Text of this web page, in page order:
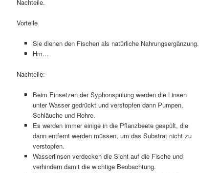
Nachteile.
Vorteile
Sie dienen den Fischen als natürliche Nahrungsergänzung.
Hm…
Nachteile:
Beim Einsetzen der Syphonspülung werden die Linsen
unter Wasser gedrückt und verstopfen dann Pumpen,
Schläuche und Rohre.
Es werden immer einige in die Pflanzbeete gespült, die
dann entfernt werden müssen, um das Substrat nicht zu
verstopfen.
Wasserlinsen verdecken die Sicht auf die Fische und
verhindern damit die wichtige Beobachtung.